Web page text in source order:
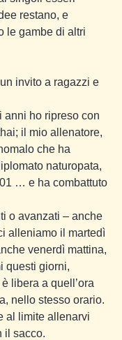
restano, e
le gambe di altri
invito a ragazzi e
anni ho ripreso con
il mio allenatore,
che ha
naturopata,
… e ha combattuto
o avanzati – anche
alleniamo il martedì
venerdì mattina,
questi giorni,
libera a quell’ora
nello stesso orario.
al limite allenarvi
il sacco.